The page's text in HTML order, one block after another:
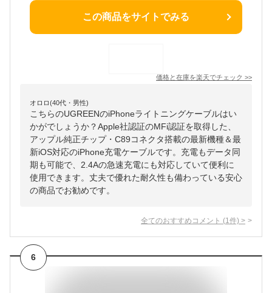
この商品をサイトでみる
価格と在庫を楽天でチェック >>
オロロ(40代・男性)
こちらのUGREENのiPhoneライトニングケーブルはい
かがでしょうか？Apple社認証のMFi認証を取得した、
アップル純正チップ・C89コネクタ搭載の最新機種＆最
新iOS対応のiPhone充電ケーブルです。充電もデータ同
期も可能で、2.4Aの急速充電にも対応していて便利に
使用できます。丈夫で優れた耐久性も備わっている安心
の商品でお勧めです。
全てのおすすめコメント (1 件) >
6